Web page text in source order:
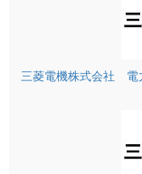
三菱電機株式会社 電